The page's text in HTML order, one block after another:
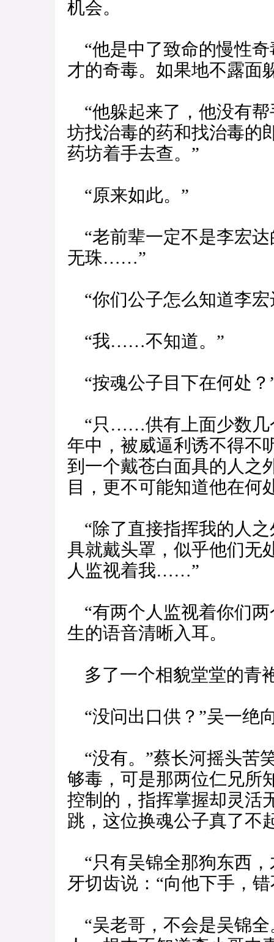
机会。
“他是中了致命的慢性
才的奇毒。如果地不露面
“他躲起来了，他没有
坊找治毒的药和找治毒的
药坊着手去查。”
“原来如此。”
“老前辈一定不是李宏
无珠……”
“你们公子怎么知道李宏
“我……不知道。”
“按魂公子目下在何处？
“只……供有上面少数几
年中，被威逼利诱不得不
到一个戴苍白面具的人之
目，更不可能知道他在何
“除了直接指挥我的人
具就戴头罩，似乎他们无
人监视着我……”
“有两个人监视着你们两
生的语音清晰入耳。
多了一个相貌堂堂的青
“没问出口供？”吴一绝
“没有。”蔡长河摇头苦
够毒，可是那两位仁兄所
控制的，指挥掌握却灵活
跳，这位换魂公子真了不
“只有吴锦全那狗东西，
牙切齿说：“向他下手，
“吴老哥，不会是吴锦全